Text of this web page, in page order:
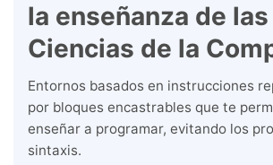
la enseñanza de las
Ciencias de la
Entornos basados en instrucciones
por bloques encastrables que te
enseñar a programar, evitando los
sintaxis.